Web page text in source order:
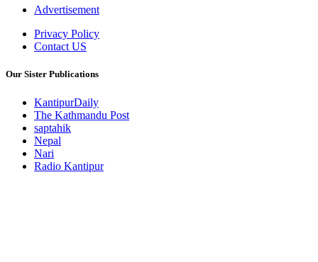
Advertisement
Privacy Policy
Contact US
Our Sister Publications
KantipurDaily
The Kathmandu Post
saptahik
Nepal
Nari
Radio Kantipur